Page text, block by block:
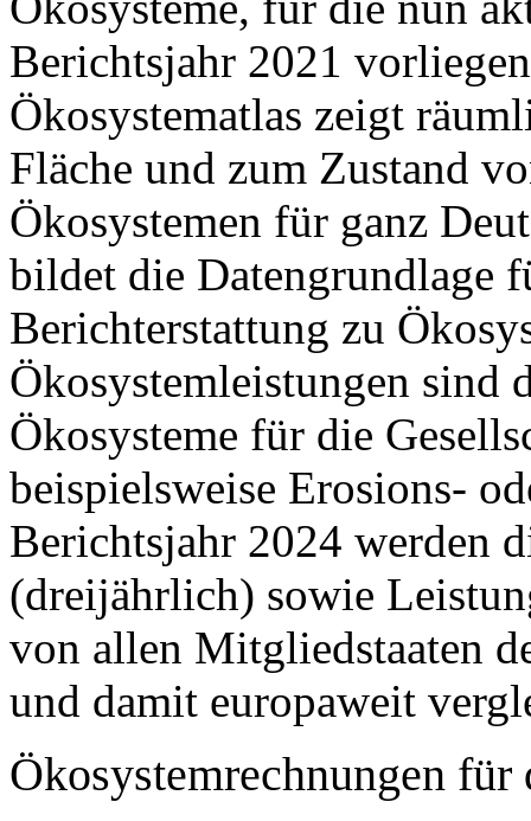
Berichtsjahr 2021
Ökosystematlas zeigt
Fläche und zum Zustand
Ökosystemen für ganz
bildet die Datengrundlage
Berichterstattung zu
Ökosystemleistungen sind
Ökosysteme für die
beispielsweise Erosions-
Berichtsjahr 2024 werden
(dreijährlich) sowie
von allen Mitgliedstaaten
und damit europaweit
Ökosystemrechnungen